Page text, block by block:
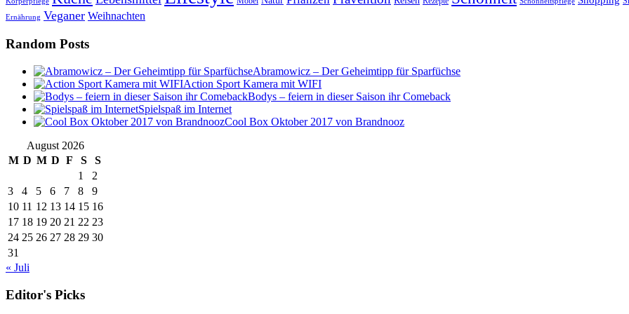
Ernährung Veganer Weihnachten
Random Posts
Abramowicz – Der Geheimtipp für Sparfüchse
Action Sport Kamera mit WIFI
Bodys – feiern in dieser Saison ihr Comeback
Spielspaß im Internet
Cool Box Oktober 2017 von Brandnooz
August 2026
M D M D F S
S
1
2
3
4 5 6 7 8
9
10 11 12 13 14 15 16
17 18 19 20 21 22 23
24 25 26 27 28 29 30
31
« Juli
Editor's Picks